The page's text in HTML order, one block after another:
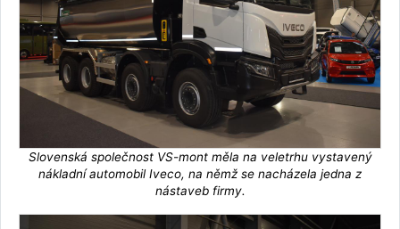
Slovenská společnost VS-mont měla na veletrhu vystavený
nákladní automobil Iveco, na němž se nacházela jedna z
nástaveb firmy.